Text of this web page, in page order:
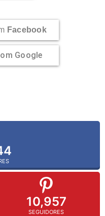
Facebook
Google
10,957
SEGUIDORES